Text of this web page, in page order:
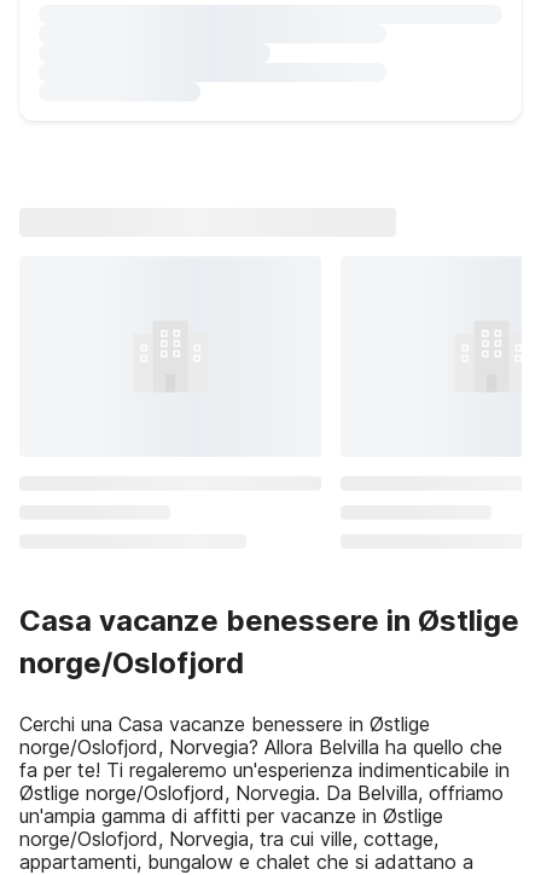
Casa vacanze benessere in Østlige
norge/Oslofjord
Cerchi una Casa vacanze benessere in Østlige
norge/Oslofjord, Norvegia? Allora Belvilla ha quello che
fa per te! Ti regaleremo un'esperienza indimenticabile in
Østlige norge/Oslofjord, Norvegia. Da Belvilla, offriamo
un'ampia gamma di affitti per vacanze in Østlige
norge/Oslofjord, Norvegia, tra cui ville, cottage,
appartamenti, bungalow e chalet che si adattano a